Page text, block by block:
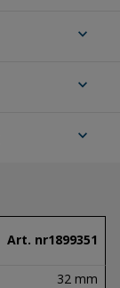
expand_more
expand_more
expand_more
Art. nr1899351
32 mm